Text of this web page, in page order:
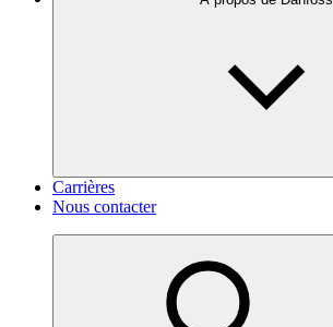
Carrières
Nous contacter